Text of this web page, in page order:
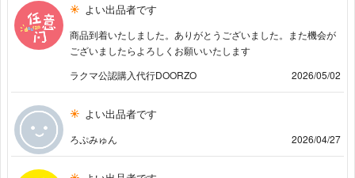
よい出品者です
商品到着いたしました。ありがとうございました。また機会が
ございましたらよろしくお願いいたします
ラクマ公認購入代行DOORZO
2026/05/02
よい出品者です
ろぷみゅん 2026/04/27